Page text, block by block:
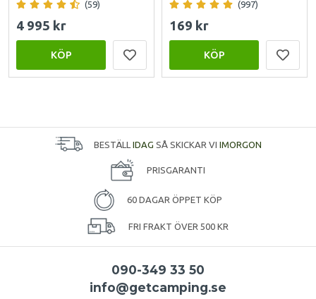
(59)
4 995 kr
KÖP
(997)
169 kr
KÖP
BESTÄLL IDAG SÅ SKICKAR VI IMORGON
PRISGARANTI
60 DAGAR ÖPPET KÖP
FRI FRAKT ÖVER 500 KR
090-349 33 50
info@getcamping.se